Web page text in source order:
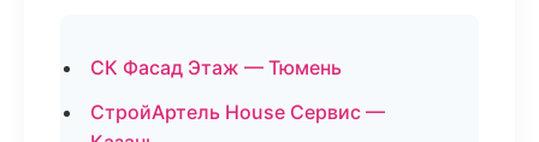
СК Фасад Этаж — Тюмень
СтройАртель House Сервис —